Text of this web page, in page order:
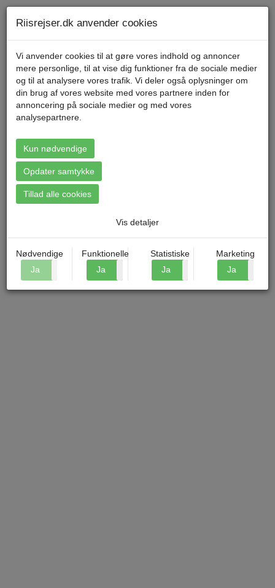
Menu
Booking: Flodkrydstogt, Holland
og Belgien
Riisrejser.dk anvender cookies
Vi anvender cookies til at gøre vores indhold og annoncer
mere personlige, til at vise dig funktioner fra de sociale medier
og til at analysere vores trafik. Vi deler også oplysninger om
din brug af vores website med vores partnere inden for
annoncering på sociale medier og med vores
analysepartnere.
Kun nødvendige
Opdater samtykke
Tillad alle cookies
Vis detaljer
Nødvendige
Ja
Funktionelle
Ja
Statistiske
Ja
Marketing
Ja